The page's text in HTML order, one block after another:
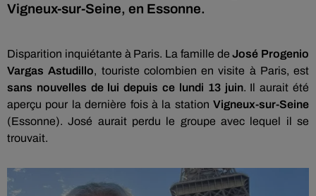
Vigneux-sur-Seine, en Essonne.
Disparition inquiétante à Paris. La famille deJosé Progenio
Vargas Astudillo, touriste colombien en visite à Paris, est
sans nouvelles de lui depuis ce lundi 13 juin. Il aurait été
aperçu pour la dernière fois à la station Vigneux-sur-Seine
(Essonne). José aurait perdu le groupe avec lequel il se
trouvait.